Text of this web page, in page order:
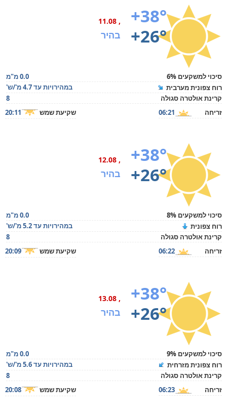
+38°
+26°
, 11.08
בהיר
סיכוי למשקעים 6%
0.0 מ"מ
רוח צפונית מערבית
במהירויות עד 4.7 מ'/ש'
קרינת אולטרה סגולה
8
זריחה
06:21 שקיעת שמש 20:11
+38°
+26°
, 12.08
בהיר
סיכוי למשקעים 8%
0.0 מ"מ
רוח צפונית
במהירויות עד 5.2 מ'/ש'
קרינת אולטרה סגולה
8
זריחה
06:22 שקיעת שמש 20:09
+38°
+26°
, 13.08
בהיר
סיכוי למשקעים 9%
0.0 מ"מ
רוח צפונית מזרחית
במהירויות עד 5.6 מ'/ש'
קרינת אולטרה סגולה
8
זריחה
06:23 שקיעת שמש 20:08